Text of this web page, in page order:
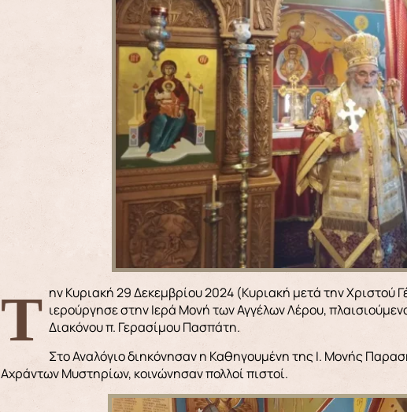
Την Κυριακή 29 Δεκεμβρίου 2024 (Κυριακή μετά την Χριστού Γέννηση), ο Σεβασμιώτατος Μητροπολίτης μας κ. Παΐσιος, ιερούργησε στην Ιερά Μονή των Αγγέλων Λέρου,
Διακόνου π. Γερασίμου Πασπάτη.
Στο Αναλόγιο διηκόνησαν η Καθηγουμένη της Ι. Μονής
Αχράντων Μυστηρίων, κοινώνησαν πολλοί πιστοί.